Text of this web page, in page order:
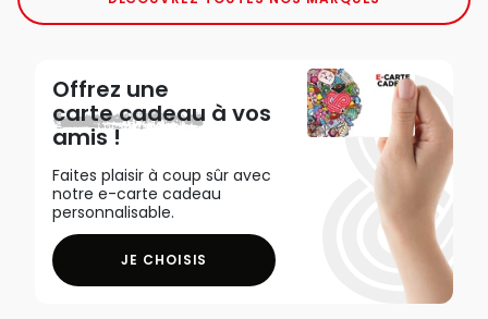
Offrez une
carte cadeau à vos
amis !
Faites plaisir à coup sûr avec
notre e-carte cadeau
personnalisable.
JE CHOISIS